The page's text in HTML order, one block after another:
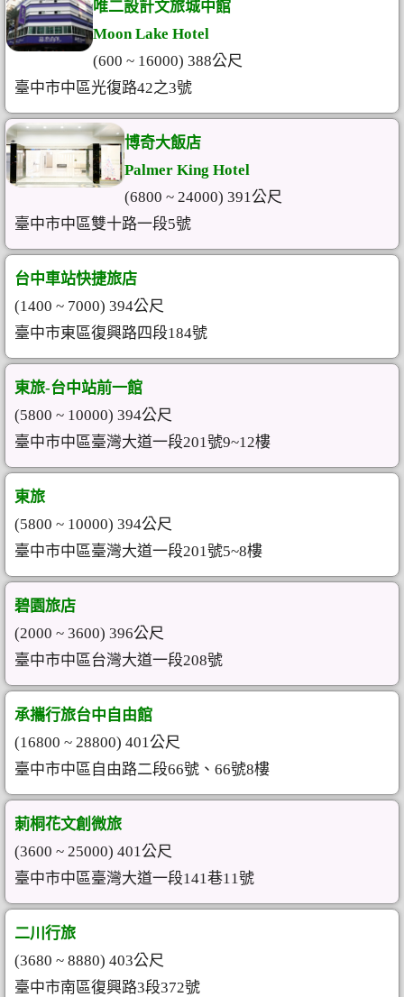
唯二設計文旅城中館
Moon Lake Hotel
(600 ~ 16000) 388公尺
臺中市中區光復路42之3號
博奇大飯店
Palmer King Hotel
(6800 ~ 24000) 391公尺
臺中市中區雙十路一段5號
台中車站快捷旅店
(1400 ~ 7000) 394公尺
臺中市東區復興路四段184號
東旅-台中站前一館
(5800 ~ 10000) 394公尺
臺中市中區臺灣大道一段201號9~12樓
東旅
(5800 ~ 10000) 394公尺
臺中市中區臺灣大道一段201號5~8樓
碧園旅店
(2000 ~ 3600) 396公尺
臺中市中區台灣大道一段208號
承攜行旅台中自由館
(16800 ~ 28800) 401公尺
臺中市中區自由路二段66號、66號8樓
莿桐花文創微旅
(3600 ~ 25000) 401公尺
臺中市中區臺灣大道一段141巷11號
二川行旅
(3680 ~ 8880) 403公尺
臺中市南區復興路3段372號